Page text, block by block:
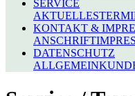
SERVICE
AKTUELLES
KONTAKT &
ANSCHRIFT
DATENSCHUTZ
ALLGEMEIN